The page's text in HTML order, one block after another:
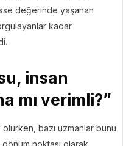
değerinde yaşanan
kadar
insan
mı verimli?”
bazı uzmanlar bunu
noktası olarak